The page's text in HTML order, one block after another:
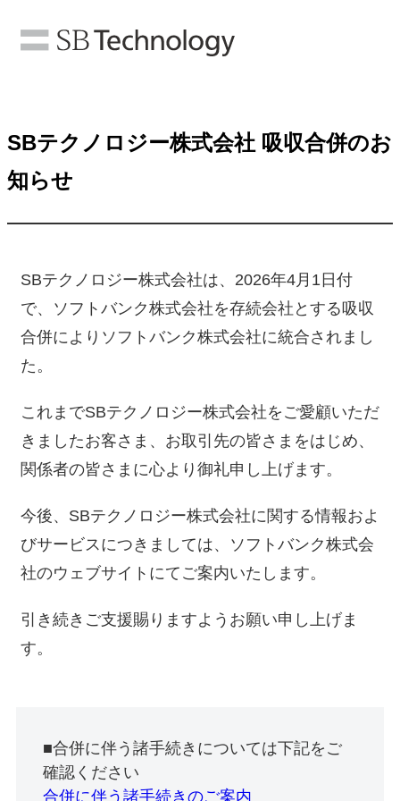
SBテクノロジー株式会社 吸収合併のお
知らせ
SBテクノロジー株式会社は、2026年4月1日付
で、ソフトバンク株式会社を存続会社とする吸収
合併によりソフトバンク株式会社に統合されまし
た。
これまでSBテクノロジー株式会社をご愛顧いただ
きましたお客さま、お取引先の皆さまをはじめ、
関係者の皆さまに心より御礼申し上げます。
今後、SBテクノロジー株式会社に関する情報およ
びサービスにつきましては、ソフトバンク株式会
社のウェブサイトにてご案内いたします。
引き続きご支援賜りますようお願い申し上げま
す。
■合併に伴う諸手続きについては下記をご
確認ください
合併に伴う諸手続きのご案内